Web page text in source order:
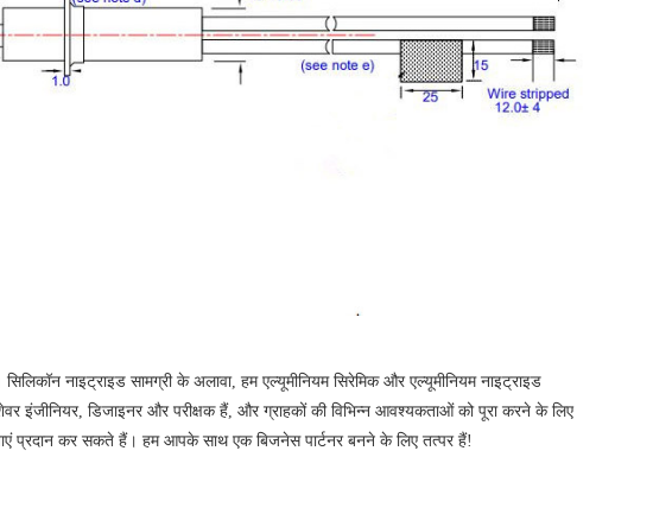
नाइट्राइड सामग्री के अलावा, हम एल्यूमीनियम सिरेमिक और एल्यूमीनियम नाइट्राइड
इंजीनियर, डिजाइनर और परीक्षक हैं, और ग्राहकों की विभिन्न आवश्यकताओं को पूरा करने के लिए
प्रदान कर सकते हैं। हम आपके साथ एक बिजनेस पार्टनर बनने के लिए तत्पर हैं!